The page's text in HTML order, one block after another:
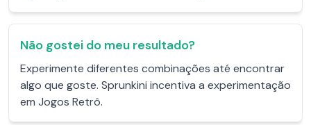
Não gostei do meu resultado?
Experimente diferentes combinações até encontrar
algo que goste. Sprunkini incentiva a experimentação
em Jogos Retrô.